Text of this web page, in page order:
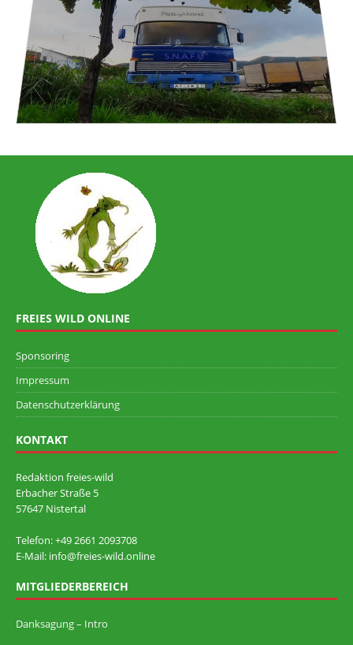
FREIES WILD ONLINE
Sponsoring
Impressum
Datenschutzerklärung
KONTAKT
Redaktion freies-wild
Erbacher Straße 5
57647 Nistertal
Telefon: +49 ‭2661 2093708
E-Mail: info@freies-wild.online
MITGLIEDERBEREICH
Danksagung – Intro